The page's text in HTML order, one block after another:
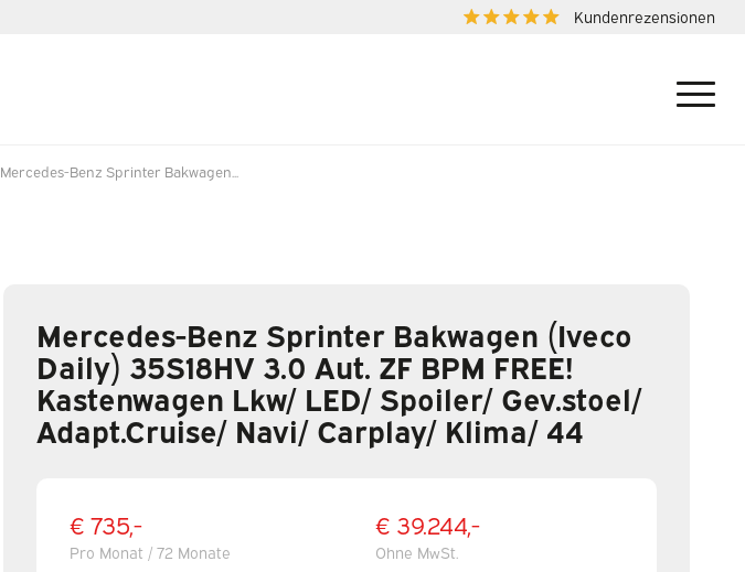
Kundenrezensionen
Mercedes-Benz Sprinter Bakwagen...
Mercedes-Benz Sprinter Bakwagen (Iveco
Daily) 35S18HV 3.0 Aut. ZF BPM FREE!
Kastenwagen Lkw/ LED/ Spoiler/ Gev.stoel/
Adapt.Cruise/ Navi/ Carplay/ Klima/ 44
€ 735,-
Pro Monat / 72 Monate
€ 39.244,-
Ohne MwSt.